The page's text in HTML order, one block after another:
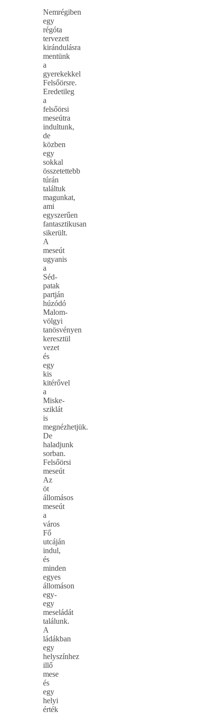
Nemrégiben
egy
régóta
tervezett
kirándulásra
mentünk
a
gyerekekkel
Felsőörsre.
Eredetileg
a
felsőörsi
meseútra
indultunk,
de
közben
egy
sokkal
összetettebb
túrán
találtuk
magunkat,
ami
egyszerűen
fantasztikusan
sikerült.
A
meseút
ugyanis
a
Séd-
patak
partján
húzódó
Malom-
völgyi
tanösvényen
keresztül
vezet
és
egy
kis
kitérővel
a
Miske-
sziklát
is
megnézhetjük.
De
haladjunk
sorban.
Felsőörsi
meseút
Az
öt
állomásos
meseút
a
város
Fő
utcáján
indul,
és
minden
egyes
állomáson
egy-
egy
meseládát
találunk.
A
ládákban
egy
helyszínhez
illő
mese
és
egy
helyi
érték